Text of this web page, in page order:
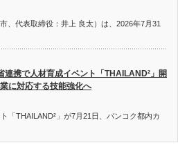
、代表取締役：井上 良太）は、2026年7月31
連携で人材育成イベント「THAILAND²」開
に対応する技能強化へ
「THAILAND²」が7月21日、バンコク都内カ